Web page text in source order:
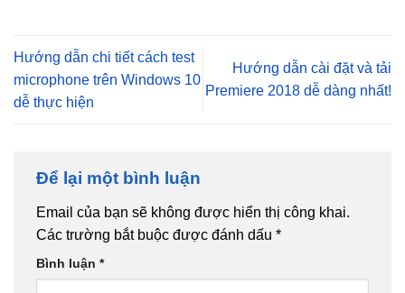
Hướng dẫn chi tiết cách test
microphone trên Windows 10
dễ thực hiện
Hướng dẫn cài đặt và tải
Premiere 2018 dễ dàng nhất!
Để lại một bình luận
Email của bạn sẽ không được hiển thị công khai.
Các trường bắt buộc được đánh dấu *
Bình luận *